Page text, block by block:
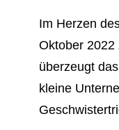
Im Herzen
Oktober 2022
überzeugt
kleine